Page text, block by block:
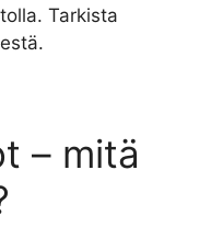
Tarkista
– mitä